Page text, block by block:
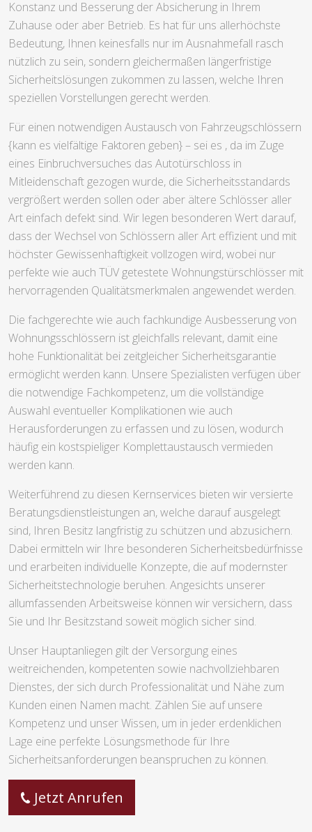
Autotürschloss und Wohnungsschlüssel umfassen. Der
wesentliche Punkt unseres Dienstleistungsangebotes ist
der fachmännische Wechsel von Schlössern aller Art und
die fachkundige Reparatur von Fahrzeugschlössern.
Ebendiese Dienste sind von großer Wichtigkeit für die
Konstanz und Besserung der Absicherung in Ihrem
Bedeutung, Ihnen keinesfalls nur im Ausnahmefall rasch
nützlich zu sein, sondern gleichermaßen längerfristige
Sicherheitslösungen zukommen zu lassen, welche Ihren
speziellen Vorstellungen gerecht werden.
Für einen notwendigen Austausch von Fahrzeugschlössern
{kann es vielfältige Faktoren geben} – sei es , da im Zuge
eines Einbruchversuches das Autotürschloss in
Mitleidenschaft gezogen wurde, die Sicherheitsstandards
vergrößert werden sollen oder aber ältere Schlösser aller
dass der Wechsel von Schlössern aller Art effizient und mit
höchster Gewissenhaftigkeit vollzogen wird, wobei nur
perfekte wie auch TÜV getestete Wohnungstürschlösser mit
hervorragenden Qualitätsmerkmalen angewendet werden.
Die fachgerechte wie auch fachkundige Ausbesserung von
Wohnungsschlössern ist gleichfalls relevant, damit eine
hohe Funktionalität bei zeitgleicher Sicherheitsgarantie
ermöglicht werden kann. Unsere Spezialisten verfügen über
Auswahl eventueller Komplikationen wie auch
Herausforderungen zu erfassen und zu lösen, wodurch
häufig ein kostspieliger Komplettaustausch vermieden
werden kann.
Weiterführend zu diesen Kernservices bieten wir versierte
Beratungsdienstleistungen an, welche darauf ausgelegt
sind, Ihren Besitz langfristig zu schützen und abzusichern.
und erarbeiten individuelle Konzepte, die auf modernster
Sicherheitstechnologie beruhen. Angesichts unserer
allumfassenden Arbeitsweise können wir versichern, dass
Sie und Ihr Besitzstand soweit möglich sicher sind.
Unser Hauptanliegen gilt der Versorgung eines
weitreichenden, kompetenten sowie nachvollziehbaren
Dienstes, der sich durch Professionalität und Nähe zum
Kunden einen Namen macht. Zählen Sie auf unsere
Kompetenz und unser Wissen, um in jeder erdenklichen